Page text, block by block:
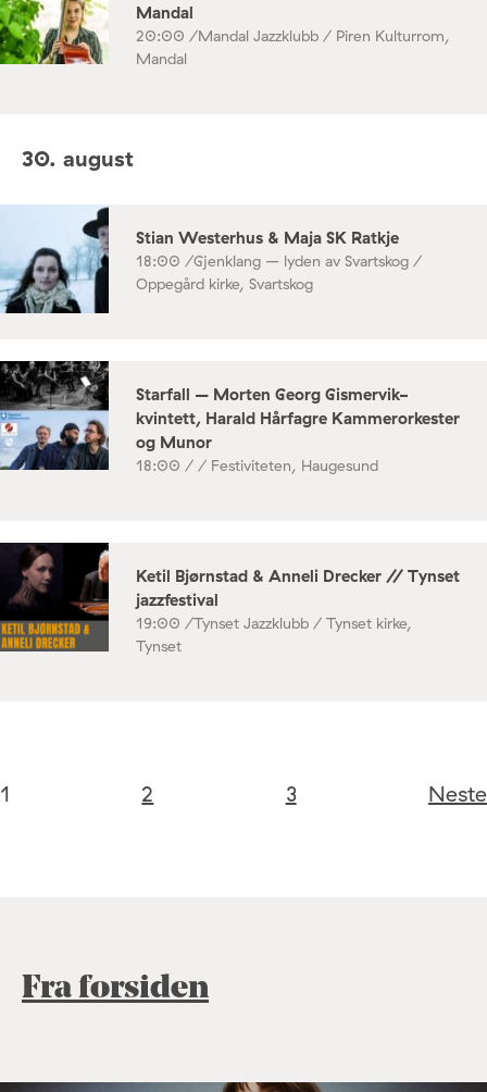
Mandal
20:00 /Mandal Jazzklubb / Piren Kulturrom,
Mandal
30. august
Stian Westerhus & Maja SK Ratkje
18:00 /Gjenklang – lyden av Svartskog /
Oppegård kirke, Svartskog
Starfall – Morten Georg Gismervik-
kvintett, Harald Hårfagre Kammerorkester
og Munor
18:00 / / Festiviteten, Haugesund
Ketil Bjørnstad & Anneli Drecker // Tynset
jazzfestival
19:00 /Tynset Jazzklubb / Tynset kirke,
Tynset
1 2 3 Neste
Fra forsiden